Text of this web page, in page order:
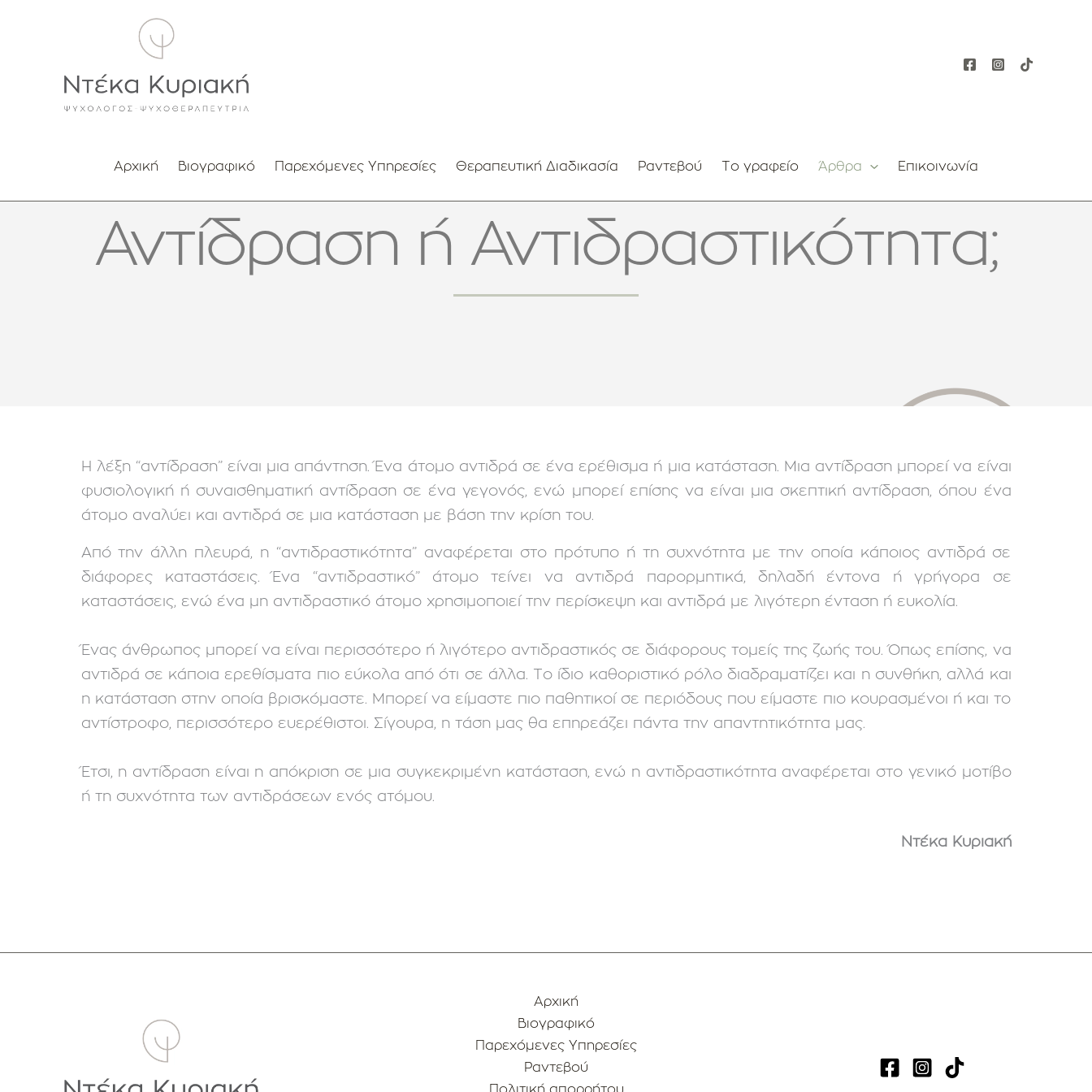
Αρχική Βιογραφικό Παρεχόμενες Υπηρεσίες Θεραπευτική Διαδικασία Ραντεβού Το γραφείο Άρθρα Επικοινωνία
Αντίδραση ή Αντιδραστικότητα;
Η λέξη “αντίδραση” είναι μια απάντηση. Ένα άτομο αντιδρά σε ένα ερέθισμα ή μια κατάσταση. Μια αντίδραση μπορεί να είναι
φυσιολογική ή συναισθηματική αντίδραση σε ένα γεγονός, ενώ μπορεί επίσης να είναι μια σκεπτική αντίδραση, όπου ένα
άτομο αναλύει και αντιδρά σε μια κατάσταση με βάση την κρίση του.
Από την άλλη πλευρά, η “αντιδραστικότητα” αναφέρεται στο πρότυπο ή τη συχνότητα με την οποία κάποιος αντιδρά σε
διάφορες καταστάσεις. Ένα “αντιδραστικό” άτομο τείνει να αντιδρά παρορμητικά, δηλαδή έντονα ή γρήγορα σε
καταστάσεις, ενώ ένα μη αντιδραστικό άτομο χρησιμοποιεί την περίσκεψη και αντιδρά με λιγότερη ένταση ή ευκολία.
Ένας άνθρωπος μπορεί να είναι περισσότερο ή λιγότερο αντιδραστικός σε διάφορους τομείς της ζωής του. Όπως επίσης, να
αντιδρά σε κάποια ερεθίσματα πιο εύκολα από ότι σε άλλα. Το ίδιο καθοριστικό ρόλο διαδραματίζει και η συνθήκη, αλλά και
η κατάσταση στην οποία βρισκόμαστε. Μπορεί να είμαστε πιο παθητικοί σε περιόδους που είμαστε πιο κουρασμένοι ή και το
αντίστροφο, περισσότερο ευερέθιστοι. Σίγουρα, η τάση μας θα επηρεάζει πάντα την απαντητικότητα μας.
Έτσι, η αντίδραση είναι η απόκριση σε μια συγκεκριμένη κατάσταση, ενώ η αντιδραστικότητα αναφέρεται στο γενικό μοτίβο
ή τη συχνότητα των αντιδράσεων ενός ατόμου.
Ντέκα Κυριακή
Αρχική
Βιογραφικό
Παρεχόμενες Υπηρεσίες
Ραντεβού
Πολιτική απορρήτου